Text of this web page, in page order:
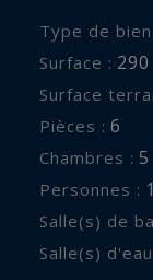
et barbecue
Service inclus
Accueil
Sur
Chef, Coach
Yoga,
Type de
Surface : 290
Surface
Pièces : 6
Chambres : 5
Personnes :
Salle(s) de
Salle(s)